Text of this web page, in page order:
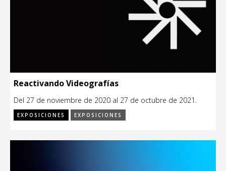
Reactivando Videografías
Del 27 de noviembre de 2020 al 27 de octubre de 2021.
EXPOSICIONES EXPOSICIONES